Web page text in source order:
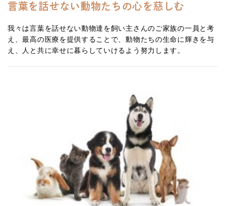
言葉を話せない動物たちの心を慈しむ
我々は言葉を話せない動物達を飼い主さんのご家族の一員と考
え、最高の医療を提供することで、動物たちの生命に輝きを与
え、人と共に幸せに暮らしていけるよう努力します。